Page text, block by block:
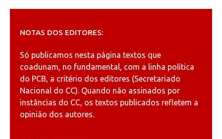
NOTAS DOS EDITORES:
Só publicamos nesta página textos que
coadunam, no fundamental, com a linha política
do PCB, a critério dos editores (Secretariado
Nacional do CC). Quando não assinados por
instâncias do CC, os textos publicados refletem a
opinião dos autores.